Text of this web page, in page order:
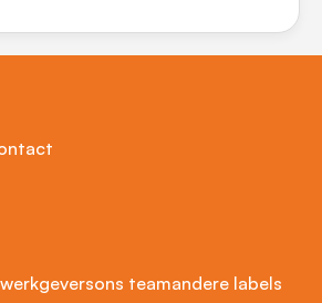
ons teamandere labels